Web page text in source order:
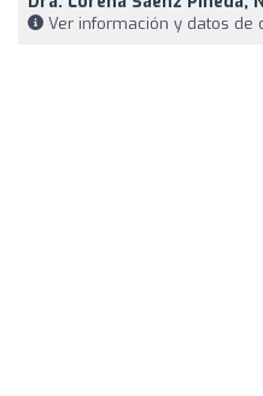
Ver información y datos de